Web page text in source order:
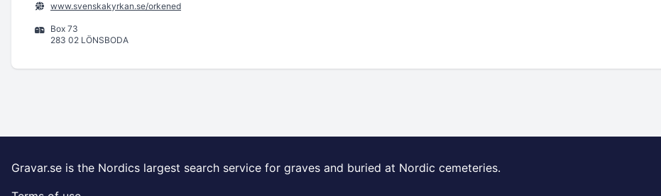
www.svenskakyrkan.se/orkened
Box 73
283 02 LÖNSBODA
Gravar.se is the Nordics largest search service for graves and buried at Nordic cemeteries.